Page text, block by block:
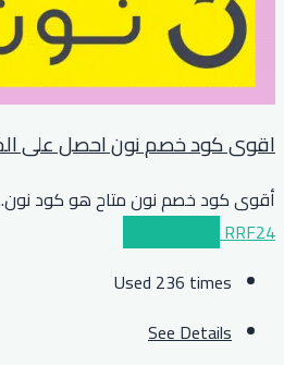
اقوى كود خصم نون احصل على الخصم حتى %70 + خصم
أقوى كود خصم نون متاح هو كود نون
RRF24
Used 236 times
See Details